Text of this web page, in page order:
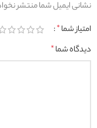
نشانی ایمیل شما منتشر
امتیاز شما*
دیدگاه شما*